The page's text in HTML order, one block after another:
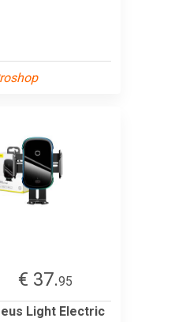
€ 37.95
Light Electric